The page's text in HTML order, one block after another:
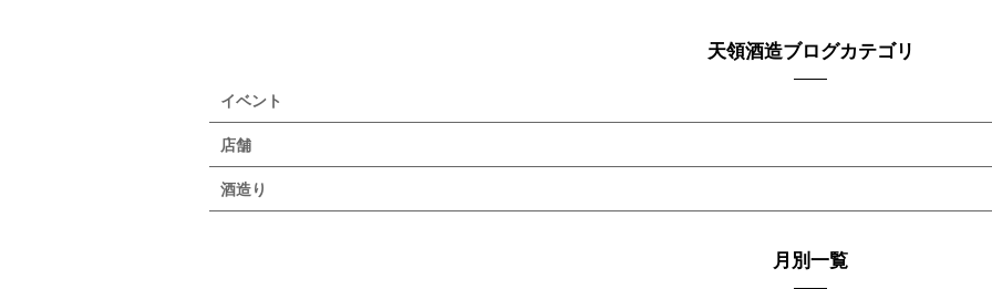
天領酒造ブログカテゴリ
イベント
店舗
酒造り
月別一覧